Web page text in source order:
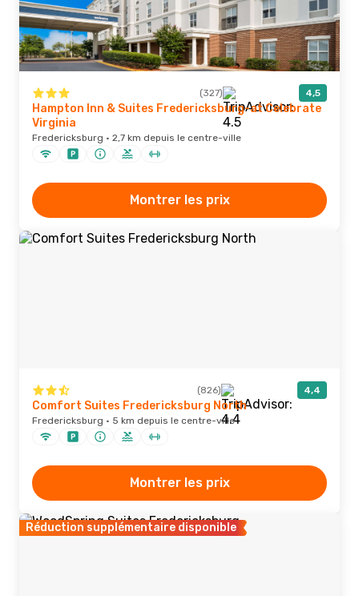
(327) 4,5
Hampton Inn & Suites Fredericksburg-at Celebrate
Virginia
Fredericksburg · 2,7 km depuis le centre-ville
Montrer les prix
(826) 4,4
Comfort Suites Fredericksburg North
Fredericksburg · 5 km depuis le centre-ville
Montrer les prix
Réduction supplémentaire disponible